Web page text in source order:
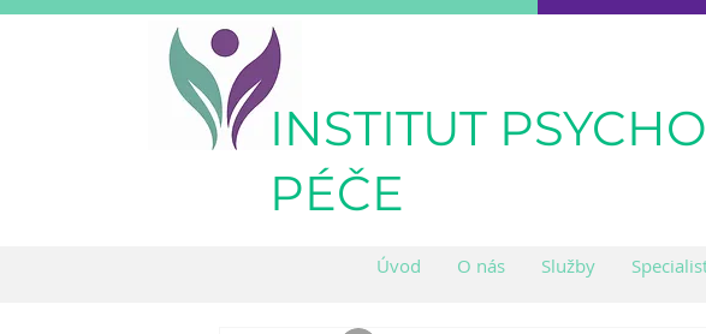
INSTITUT
PÉČE
Úvod O nás Služby